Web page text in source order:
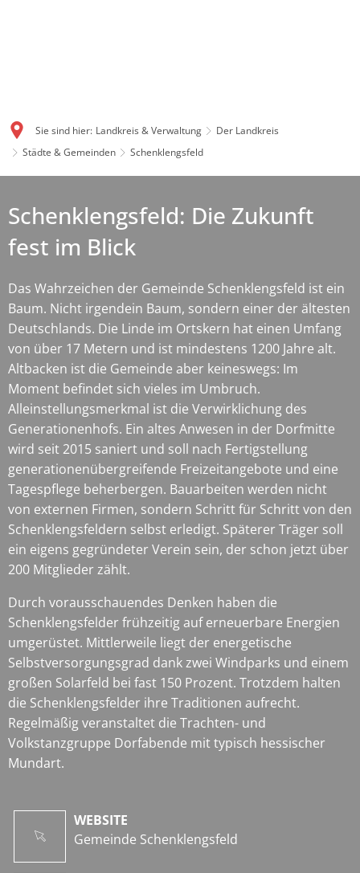
Sie sind hier: Landkreis & Verwaltung
Der Landkreis
Städte & Gemeinden
Schenklengsfeld
Schenklengsfeld: Die Zukunft
fest im Blick
Das Wahrzeichen der Gemeinde Schenklengsfeld ist ein
Baum. Nicht irgendein Baum, sondern einer der ältesten
Deutschlands. Die Linde im Ortskern hat einen Umfang
von über 17 Metern und ist mindestens 1200 Jahre alt.
Altbacken ist die Gemeinde aber keineswegs: Im
Moment befindet sich vieles im Umbruch.
Alleinstellungsmerkmal ist die Verwirklichung des
Generationenhofs. Ein altes Anwesen in der Dorfmitte
wird seit 2015 saniert und soll nach Fertigstellung
generationenübergreifende Freizeitangebote und eine
Tagespflege beherbergen. Bauarbeiten werden nicht
von externen Firmen, sondern Schritt für Schritt von den
Schenklengsfeldern selbst erledigt. Späterer Träger soll
ein eigens gegründeter Verein sein, der schon jetzt über
200 Mitglieder zählt.
Durch vorausschauendes Denken haben die
Schenklengsfelder frühzeitig auf erneuerbare Energien
umgerüstet. Mittlerweile liegt der energetische
Selbstversorgungsgrad dank zwei Windparks und einem
großen Solarfeld bei fast 150 Prozent. Trotzdem halten
die Schenklengsfelder ihre Traditionen aufrecht.
Regelmäßig veranstaltet die Trachten- und
Volkstanzgruppe Dorfabende mit typisch hessischer
Mundart.
WEBSITE
Gemeinde Schenklengsfeld